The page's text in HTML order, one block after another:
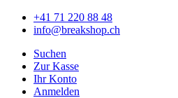
+41 71 220 88 48
info@breakshop.ch
Suchen
Zur Kasse
Ihr Konto
Anmelden